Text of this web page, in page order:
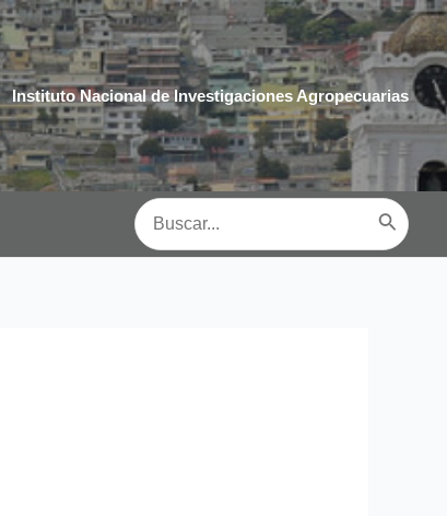
Instituto Nacional de Investigaciones Agropecuarias
Buscar
por: